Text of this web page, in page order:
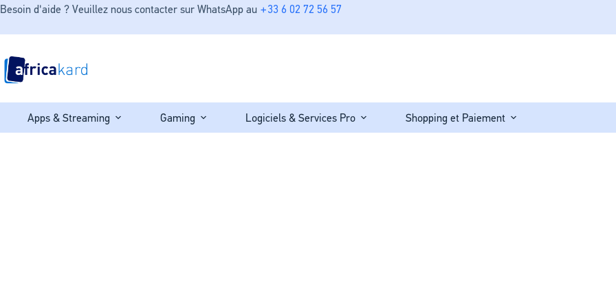
Besoin d'aide ? Veuillez nous contacter sur WhatsApp au +33 6 02 72 56 57
Apps & Streaming Gaming Logiciels & Services Pro Shopping et Paiement